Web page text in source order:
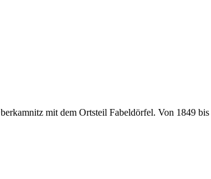
mit dem Ortsteil Fabeldörfel. Von 1849